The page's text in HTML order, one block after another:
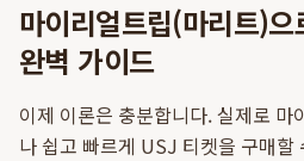
마이리얼트립(마리트)
완벽 가이드
이제 이론은 충분합니다. 실제로 마
나 쉽고 빠르게 USJ 티켓을 구매할